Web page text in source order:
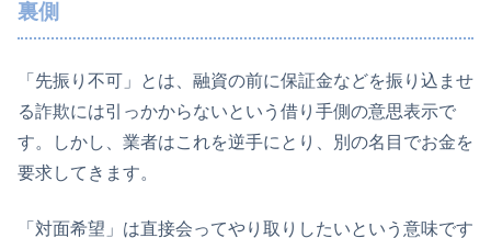
裏側
「先振り不可」とは、融資の前に保証金などを振り込ませ
る詐欺には引っかからないという借り手側の意思表示で
す。しかし、業者はこれを逆手にとり、別の名目でお金を
要求してきます。
「対面希望」は直接会ってやり取りしたいという意味です